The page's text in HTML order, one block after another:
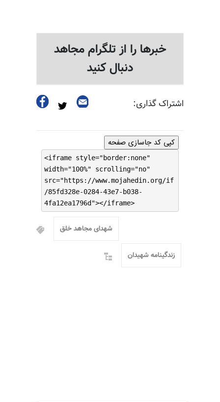
خبرها را از تلگرام مجاهد
دنبال کنید
اشتراک گذاری:
کپی کد جاسازی صفحه
<iframe style="border:none"
width="100%" scrolling="no"
src="https://www.mojahedin.org/if
/85fd328e-0284-43e7-b038-
4fa12ea1796d"></iframe>
شهدای مجاهد خلق
زندگینامه شهیدان